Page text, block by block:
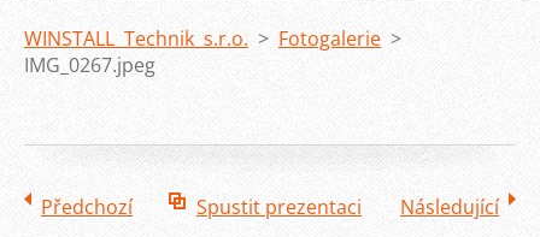
WINSTALL Technik s.r.o. > Fotogalerie >
IMG_0267.jpeg
Předchozí Spustit prezentaci Následující